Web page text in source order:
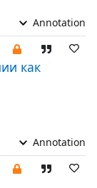
Annotation
как
Annotation